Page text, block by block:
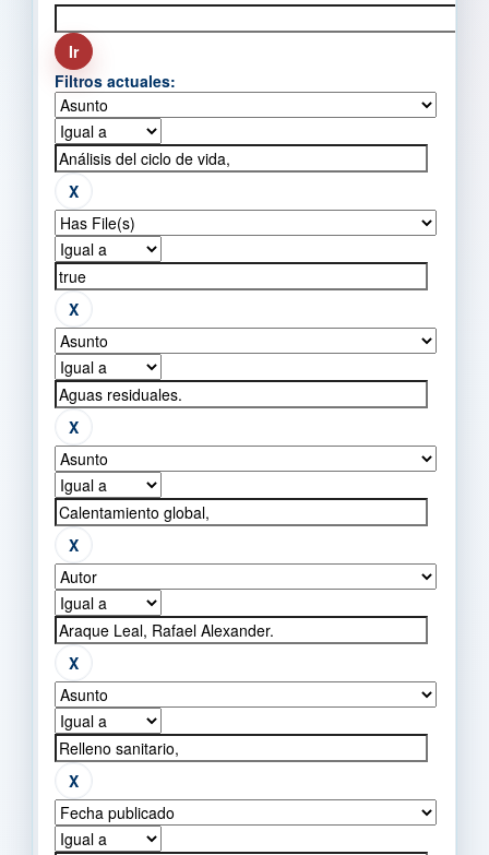
Filtros actuales: